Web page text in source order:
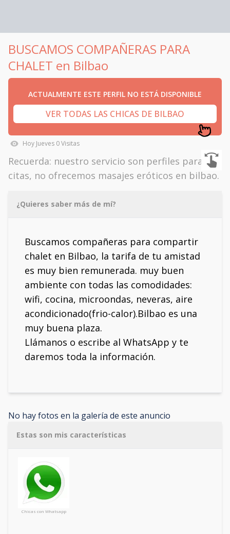
BUSCAMOS COMPAÑERAS PARA
CHALET en Bilbao
ACTUALMENTE ESTE PERFIL NO ESTÁ DISPONIBLE
VER TODAS LAS CHICAS DE BILBAO
Hoy Jueves 0Visitas
Recuerda: nuestro servicio son perfiles para
citas, no ofrecemos masajes eróticos en bilbao.
¿Quieres saber más de mí?
Buscamos compañeras para compartir
chalet en Bilbao, la tarifa de tu amistad
es muy bien remunerada. muy buen
ambiente con todas las comodidades:
wifi, cocina, microondas, neveras, aire
acondicionado(frio-calor).Bilbao es una
muy buena plaza.
Llámanos o escribe al WhatsApp y te
daremos toda la información.
No hay fotos en la galería de este anuncio
Estas son mis características
Chicas con Whatsapp